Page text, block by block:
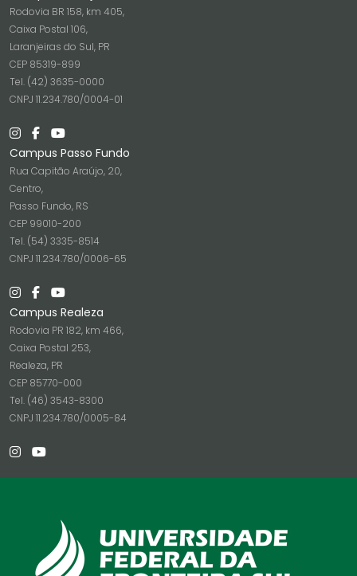
Rodovia BR 158, km 405,
Caixa Postal 106,
Laranjeiras do Sul, PR
CEP 85319-899
Tel. (42) 3635-0000
CNPJ 11.234.780/0004-01
Campus Passo Fundo
Rua Capitão Araújo, 20,
Centro,
Passo Fundo, RS
CEP 99010-200
Tel. (54) 3335-8514
CNPJ 11.234.780/0006-65
Campus Realeza
Rodovia PR 182, km 466,
Caixa Postal 253,
Realeza, PR
CEP 85770-000
Tel. (46) 3543-8300
CNPJ 11.234.780/0005-84